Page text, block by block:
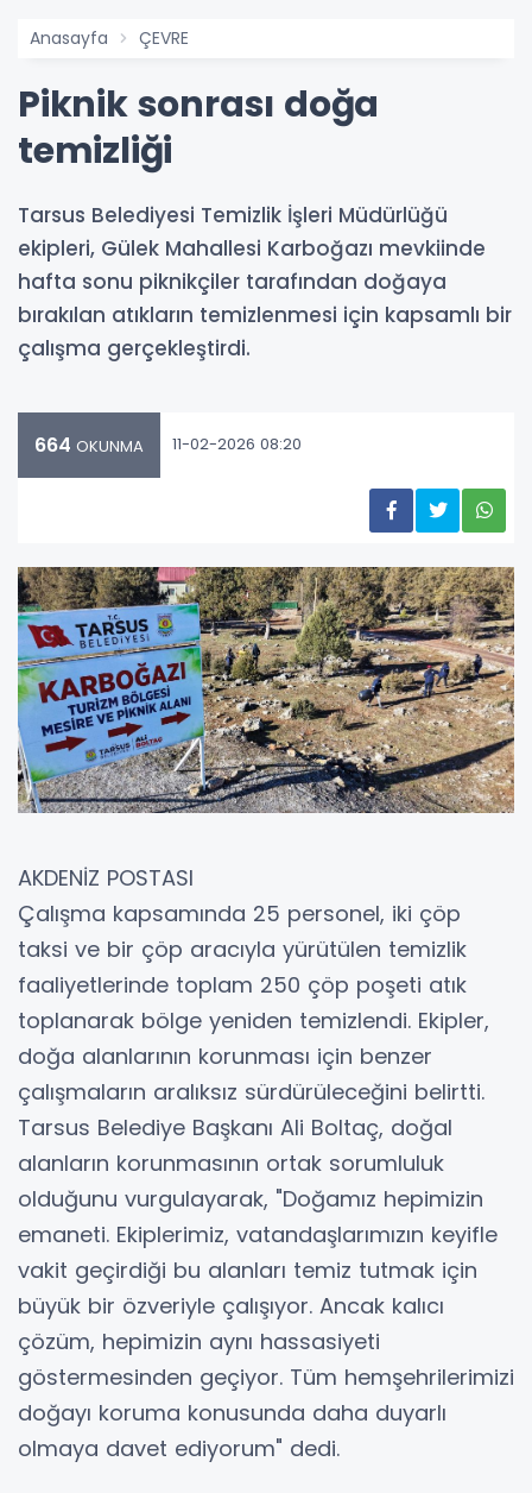
Anasayfa ÇEVRE
Piknik sonrası doğa
temizliği
Tarsus Belediyesi Temizlik İşleri Müdürlüğü
ekipleri, Gülek Mahallesi Karboğazı mevkiinde
hafta sonu piknikçiler tarafından doğaya
bırakılan atıkların temizlenmesi için kapsamlı bir
çalışma gerçekleştirdi.
664 OKUNMA 11-02-2026 08:20
AKDENİZ POSTASI
Çalışma kapsamında 25 personel, iki çöp
taksi ve bir çöp aracıyla yürütülen temizlik
faaliyetlerinde toplam 250 çöp poşeti atık
toplanarak bölge yeniden temizlendi. Ekipler,
doğa alanlarının korunması için benzer
çalışmaların aralıksız sürdürüleceğini belirtti.
Tarsus Belediye Başkanı Ali Boltaç, doğal
alanların korunmasının ortak sorumluluk
olduğunu vurgulayarak, "Doğamız hepimizin
emaneti. Ekiplerimiz, vatandaşlarımızın keyifle
vakit geçirdiği bu alanları temiz tutmak için
büyük bir özveriyle çalışıyor. Ancak kalıcı
çözüm, hepimizin aynı hassasiyeti
göstermesinden geçiyor. Tüm hemşehrilerimizi
doğayı koruma konusunda daha duyarlı
olmaya davet ediyorum" dedi.